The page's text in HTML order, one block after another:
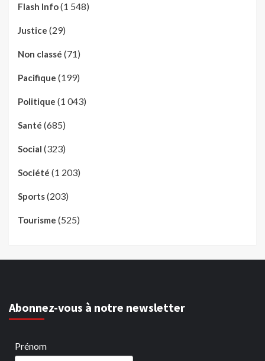
Flash Info(1 548)
Justice (29)
Non classé (71)
Pacifique (199)
Politique (1 043)
Santé (685)
Social (323)
Société (1 203)
Sports(203)
Tourisme (525)
Abonnez-vous à notre newsletter
Prénom